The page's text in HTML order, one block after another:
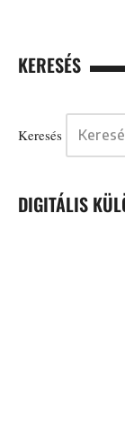
KERESÉS
Keresés
DIGITÁLIS